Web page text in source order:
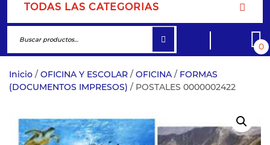
TODAS LAS CATEGORIAS
0
Inicio / OFICINA Y ESCOLAR / OFICINA / FORMAS
(DOCUMENTOS IMPRESOS) / POSTALES 0000002422